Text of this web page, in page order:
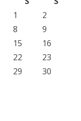
1
2
8
9
15
16
22
23
29
30